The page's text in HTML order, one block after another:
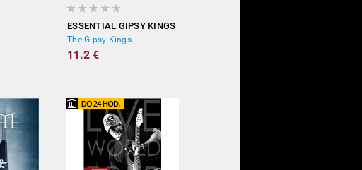
ESSENTIAL GIPSY KINGS
The Gipsy Kings
11.2 €